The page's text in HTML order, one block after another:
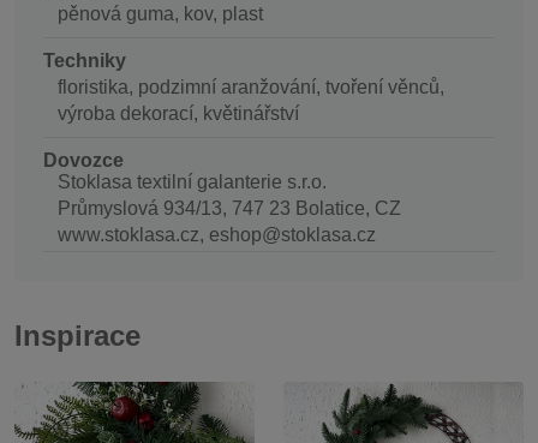
pěnová guma, kov, plast
Techniky
floristika, podzimní aranžování, tvoření věnců,
výroba dekorací, květinářství
Dovozce
Stoklasa textilní galanterie s.r.o.
Průmyslová 934/13, 747 23 Bolatice, CZ
www.stoklasa.cz, eshop@stoklasa.cz
Inspirace